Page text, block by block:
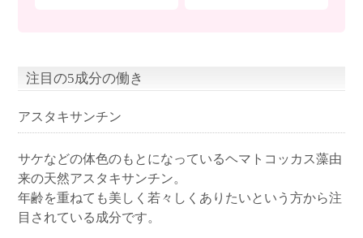
注目の5成分の働き
アスタキサンチン
サケなどの体色のもとになっているヘマトコッカス藻由
来の天然アスタキサンチン。
年齢を重ねても美しく若々しくありたいという方から注
目されている成分です。